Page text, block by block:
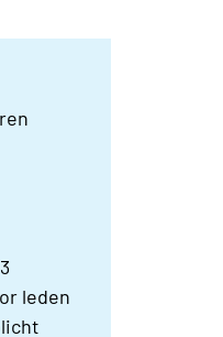
leden